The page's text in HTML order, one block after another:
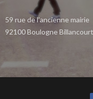
59 rue de l’ancienne mairie
92100 Boulogne